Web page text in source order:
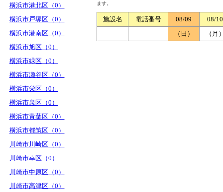
横浜市港北区（0）
横浜市戸塚区（0）
横浜市港南区（0）
横浜市旭区（0）
横浜市緑区（0）
横浜市瀬谷区（0）
横浜市栄区（0）
横浜市泉区（0）
横浜市青葉区（0）
横浜市都筑区（0）
川崎市川崎区（0）
川崎市幸区（0）
川崎市中原区（0）
川崎市高津区（0）
ます。
施設名 電話番号 08/09
08/10
（日）
（月